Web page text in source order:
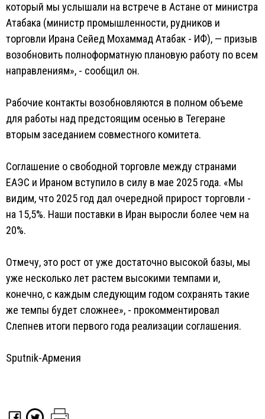
который мы услышали на встрече в Астане от министра
Атабака (министр промышленности, рудников и
торговли Ирана Сейед Мохаммад Атабак - ИФ), — призыв
возобновить полноформатную плановую работу по всем
направлениям», - сообщил он.
Рабочие контакты возобновляются в полном объеме
для работы над предстоящим осенью в Тегеране
вторым заседанием совместного комитета.
Соглашение о свободной торговле между странами
ЕАЭС и Ираном вступило в силу в мае 2025 года. «Мы
видим, что 2025 год дал очередной прирост торговли -
на 15,5%. Наши поставки в Иран выросли более чем на
20%.
Отмечу, это рост от уже достаточно высокой базы, мы
уже несколько лет растем высокими темпами и,
конечно, с каждым следующим годом сохранять такие
же темпы будет сложнее», - прокомментировал
Слепнев итоги первого года реализации соглашения.
Sputnik-Армения